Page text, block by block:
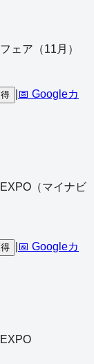
ェア（11月）
📅 Googleカ
（マイナビ
📅 Googleカ